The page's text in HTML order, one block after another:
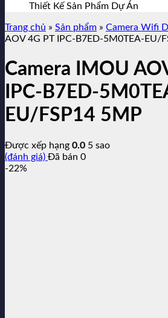
Thiết Kế Sản Phẩm Dự Án
Trang chủ » Sản phẩm » Camera Wifi
AOV 4G PT IPC-B7ED-5M0TEA-EU/
Camera IMOU
IPC-B7ED-
EU/FSP14 5MP
Được xếp hạng 0.0 5 sao
(đánh giá) Đã bán 0
-22%